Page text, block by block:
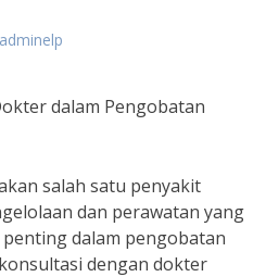
adminelp
dalam Pengobatan
salah satu penyakit
dan perawatan yang
dalam pengobatan
dengan dokter